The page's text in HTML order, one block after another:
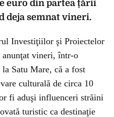
euro din partea țării
deja semnat vineri.
Investiţiilor şi Proiectelor
anunţat vineri, într-o
Satu Mare, că a fost
culturală de circa 10
fi aduşi influenceri străini
turistic ca destinaţie